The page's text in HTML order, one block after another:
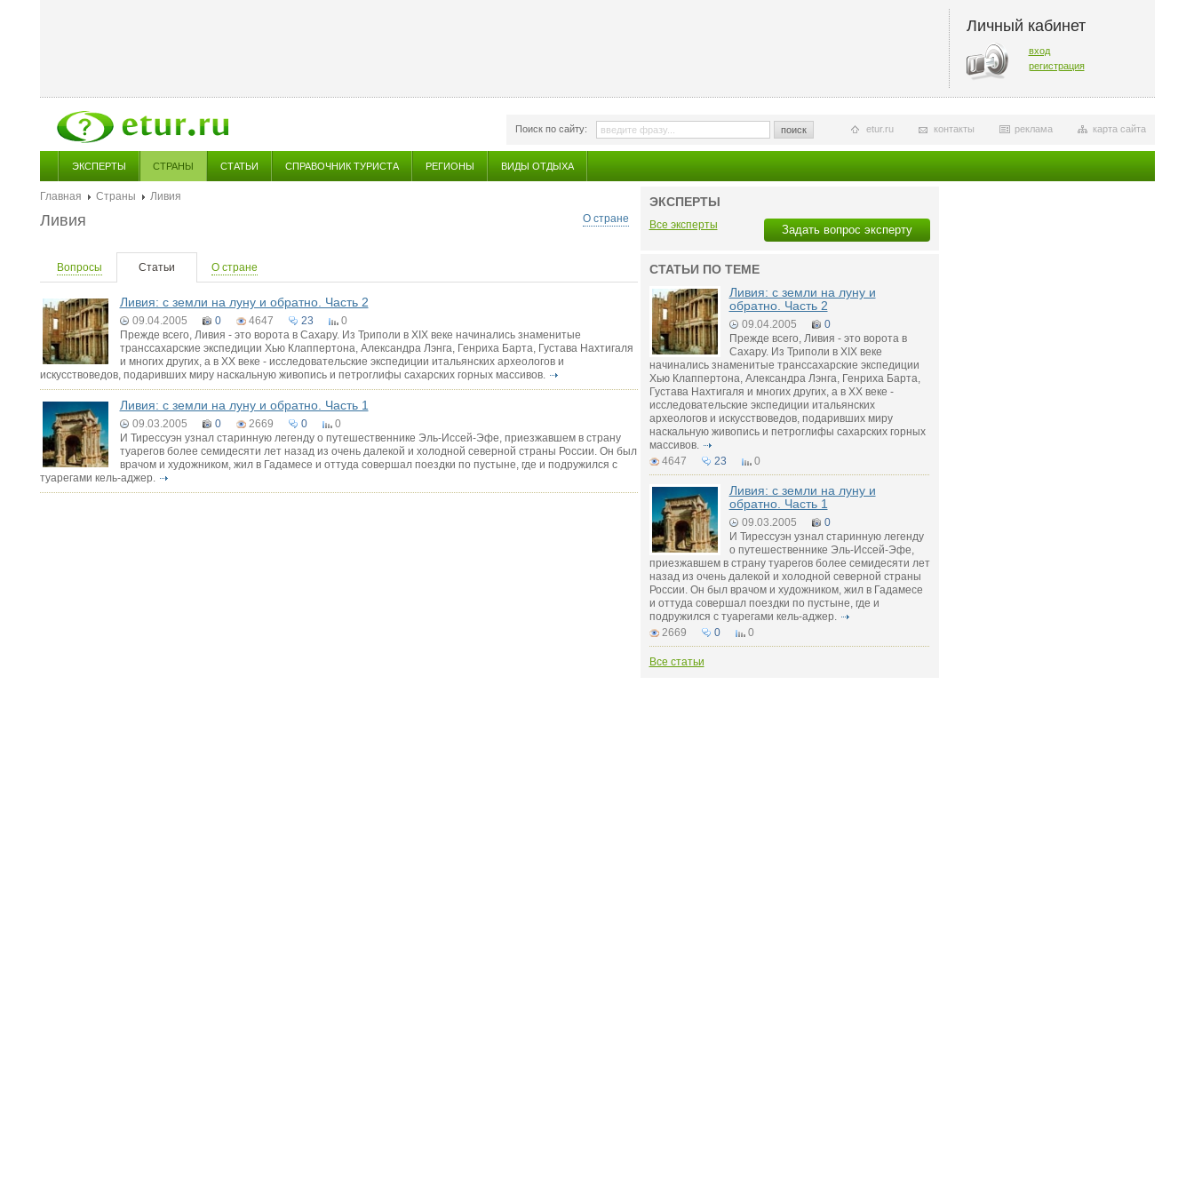
Личный кабинет
вход
регистрация
Поиск по сайту: поиск карта сайта
реклама
контакты
etur.ru
ЭКСПЕРТЫ СТРАНЫ СТАТЬИ СПРАВОЧНИК ТУРИСТА РЕГИОНЫ ВИДЫ ОТДЫХА
Главная Страны
Ливия
О стране
Ливия
Вопросы Статьи О стране
Ливия: с земли на луну и обратно. Часть 2
09.04.2005 0 4647 23
0
Прежде всего, Ливия - это ворота в Сахару. Из Триполи в XIX веке начинались знаменитые
транссахарские экспедиции Хью Клаппертона, Александра Лэнга, Генриха Барта, Густава Нахтигаля
и многих других, а в XX веке - исследовательские экспедиции итальянских археологов и
искусствоведов, подаривших миру наскальную живопись и петроглифы сахарских горных массивов.
Ливия: с земли на луну и обратно. Часть 1
09.03.2005 0 2669 0
0
И Тирессуэн узнал старинную легенду о путешественнике Эль-Иссей-Эфе, приезжавшем в страну
туарегов более семидесяти лет назад из очень далекой и холодной северной страны России. Он был
врачом и художником, жил в Гадамесе и оттуда совершал поездки по пустыне, где и подружился с
туарегами кель-аджер.
ЭКСПЕРТЫ
Задать вопрос эксперту
Все эксперты
СТАТЬИ ПО ТЕМЕ
Ливия: с земли на луну и
обратно. Часть 2
09.04.2005
0
Прежде всего, Ливия - это ворота в
Сахару. Из Триполи в XIX веке
начинались знаменитые транссахарские экспедиции
Хью Клаппертона, Александра Лэнга, Генриха Барта,
Густава Нахтигаля и многих других, а в XX веке -
исследовательские экспедиции итальянских
археологов и искусствоведов, подаривших миру
наскальную живопись и петроглифы сахарских горных
массивов.
4647
23 0
Ливия: с земли на луну и
обратно. Часть 1
09.03.2005
0
И Тирессуэн узнал старинную легенду
о путешественнике Эль-Иссей-Эфе,
приезжавшем в страну туарегов более семидесяти лет
назад из очень далекой и холодной северной страны
России. Он был врачом и художником, жил в Гадамесе
и оттуда совершал поездки по пустыне, где и
подружился с туарегами кель-аджер.
2669
0 0
Все статьи